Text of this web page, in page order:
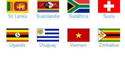
Sri Lanka Suazilandia Sudáfrica Suiza
Uganda Uruguay Vietnam Zimbabue